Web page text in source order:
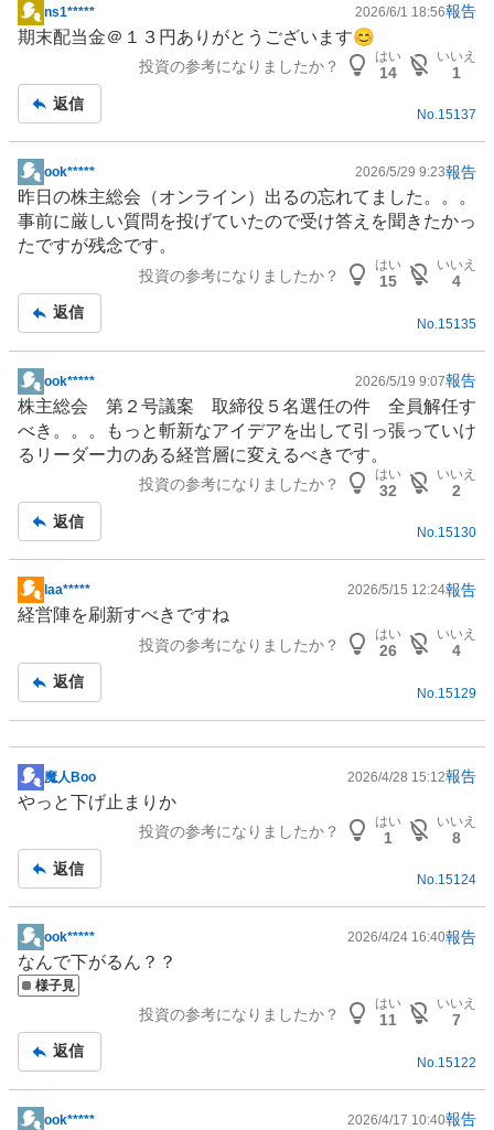
掲
示
事
ns1***** 2026/6/1 18:56報告
期末配当金＠１３円ありがとうございます😊
投資の参考になりましたか？
はい
14
いいえ
1
返信
No.15137
掲
示
板
記
ook***** 2026/5/29 9:23報告
昨日の株主総会（オンライン）出るの忘れてました。。。
事前に厳しい質問を投げていたので受け答えを聞きたかっ
たですが残念です。
投資の参考になりましたか？
はい
15
いいえ
4
返信
No. 15135
掲
示
板
記
ook***** 2026/5/19 9:07報告
株主総会 第２号議案 取締役５名選任の件 全員解任す
べき。。。もっと斬新なアイデアを出して引っ張っていけ
るリーダー力のある経営層に変えるべきです。
投資の参考になりましたか？
はい
32
いいえ
2
返信
No.15130
掲
示
事
laa***** 2026/5/15 12:24報告
経営陣を刷新すべきですね
投資の参考になりましたか？
はい
26
いいえ
4
返信
No. 15129
掲
示
事
魔人Boo 2026/4/28 15:12報告
やっと下げ止まりか
投資の参考になりましたか？
はい
1
いいえ
8
返信
No.15124
掲
示
板
ook***** 2026/4/24 16:40報告
なんで下がるん？？
様子見
投資の参考になりましたか？
はい
11
いいえ
7
返信
No. 15122
ook***** 2026/4/17 10:40報告